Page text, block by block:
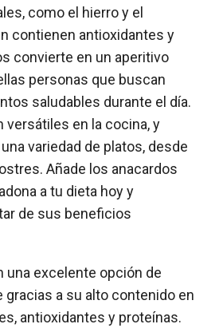
como el hierro y el
contienen antioxidantes y
convierte en un aperitivo
personas que buscan
saludables durante el día.
versátiles en la cocina, y
variedad de platos, desde
Añade los anacardos
a tu dieta hoy y
de sus beneficios
una excelente opción de
gracias a su alto contenido en
antioxidantes y proteínas.